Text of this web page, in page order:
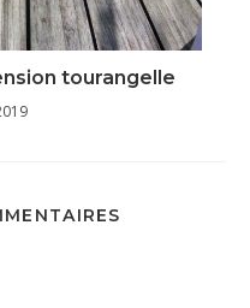
tourangelle